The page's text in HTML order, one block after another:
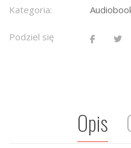
Kategoria:
Podziel się
Opis